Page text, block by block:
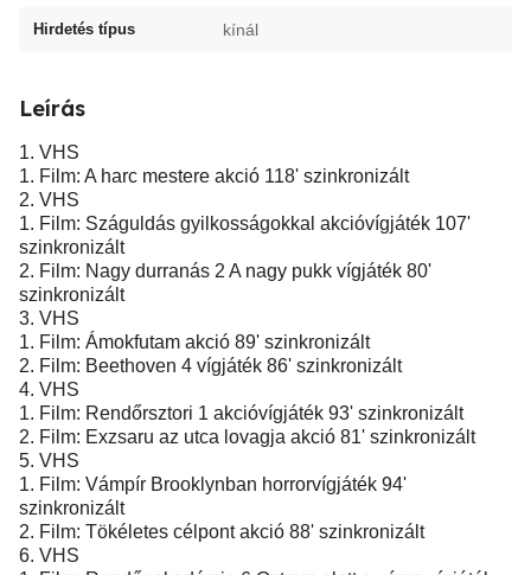
Hirdetés típus kínál
Leírás
1. VHS
1. Film: A harc mestere akció 118' szinkronizált
2. VHS
1. Film: Száguldás gyilkosságokkal akcióvígjáték 107'
szinkronizált
2. Film: Nagy durranás 2 A nagy pukk vígjáték 80'
szinkronizált
3. VHS
1. Film: Ámokfutam akció 89' szinkronizált
2. Film: Beethoven 4 vígjáték 86' szinkronizált
4. VHS
1. Film: Rendőrsztori 1 akcióvígjáték 93' szinkronizált
2. Film: Exzsaru az utca lovagja akció 81' szinkronizált
5. VHS
1. Film: Vámpír Brooklynban horrorvígjáték 94'
szinkronizált
2. Film: Tökéletes célpont akció 88' szinkronizált
6. VHS